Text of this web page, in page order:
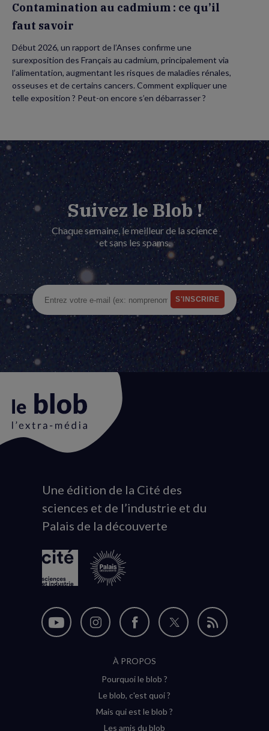
Contamination au cadmium : ce qu’il
faut savoir
Début 2026, un rapport de l’Anses confirme une
surexposition des Français au cadmium, principalement via
l’alimentation, augmentant les risques de maladies rénales,
osseuses et de certains cancers. Comment expliquer une
telle exposition ? Peut-on encore s’en débarrasser ?
Suivez le Blob !
Chaque semaine, le meilleur de la science
et sans les spams.
Animation
du
logo
Une édition de la Cité des
sciences et de l’industrie et du
Palais de la découverte
Nous
Nous
Instagram
(nouvelle
Nous
sur
Facebook
(nouvelle
Nous
Flux
À PROPOS
Pourquoi le blob ?
Le blob, c'est quoi ?
Mais qui est le blob ?
Les amis du blob